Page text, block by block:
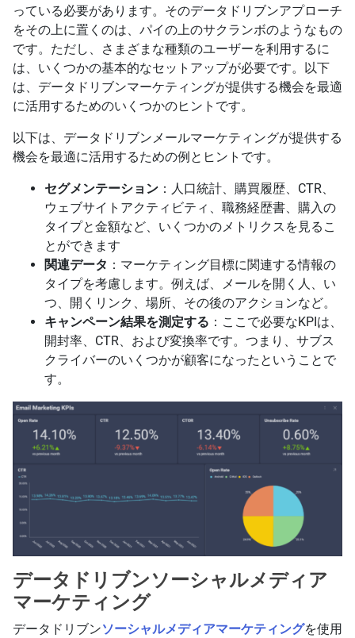
っている必要があります。そのデータドリブンアプローチ
をその上に置くのは、パイの上のサクランボのようなもの
です。ただし、さまざまな種類のユーザーを利用するに
は、いくつかの基本的なセットアップが必要です。以下
は、データドリブンマーケティングが提供する機会を最適
に活用するためのいくつかのヒントです。
以下は、データドリブンメールマーケティングが提供する
機会を最適に活用するための例とヒントです。
セグメンテーション ：人口統計、購買履歴、CTR、
ウェブサイトアクティビティ、職務経歴書、購入の
タイプと金額など、いくつかのメトリクスを見るこ
とができます
関連データ ：マーケティング目標に関連する情報の
タイプを考慮します。例えば、メールを開く人、い
つ、開くリンク、場所、その後のアクションなど。
キャンペーン結果を測定する ：ここで必要なKPIは、
開封率、CTR、および変換率です。つまり、サブス
クライバーのいくつかが顧客になったということで
す。
データドリブンソーシャルメディア
マーケティング
データドリブンソーシャルメディアマーケティングを使用